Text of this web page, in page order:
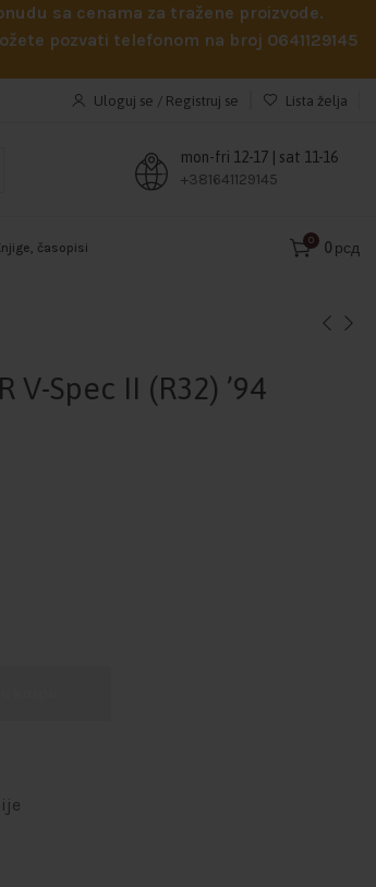
sa cenama za tražene proizvode.
pozvati telefonom na broj 0641129145
Uloguj se / Registruj se Lista želja
mon-fri 12-17 | sat 11-16
+381641129145
časopisi 0 0 рсд
V-Spec II (R32) ’94